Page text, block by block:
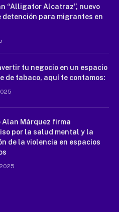
“Alligator Alcatraz”, nuevo
detención para migrantes en
tu negocio en un espacio
de tabaco, aquí te contamos:
Alan Márquez firma
por la salud mental y la
de la violencia en espacios